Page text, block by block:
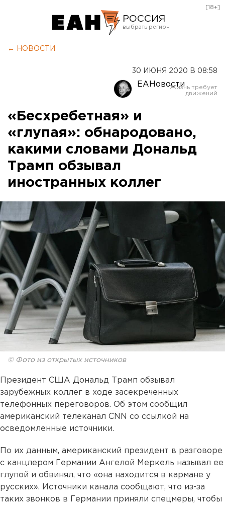
РОССИЯ
Оренбург
[18+]
← НОВОСТИ
30 ИЮНЯ 2020 В 08:58
ЕАНовости
«Бесхребетная» и
«глупая»: обнародовано,
какими словами Дональд
Трамп обзывал
иностранных коллег
© Фото из открытых источников
Президент США Дональд Трамп обзывал
зарубежных коллег в ходе засекреченных
телефонных переговоров. Об этом сообщил
американский телеканал CNN со ссылкой на
осведомленные источники.
По их данным, американский президент в разговоре
с канцлером Германии Ангелой Меркель называл ее
глупой и обвинял, что «она находится в кармане у
русских». Источники канала сообщают, что из-за
таких звонков в Германии приняли спецмеры, чтобы